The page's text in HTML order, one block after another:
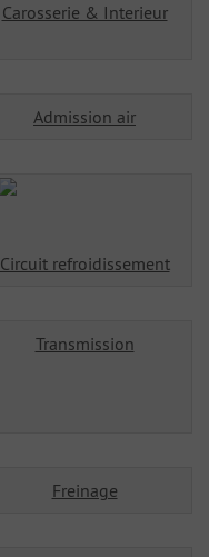
Carosserie & Interieur
Admission air
Circuit refroidissement
Transmission
Freinage